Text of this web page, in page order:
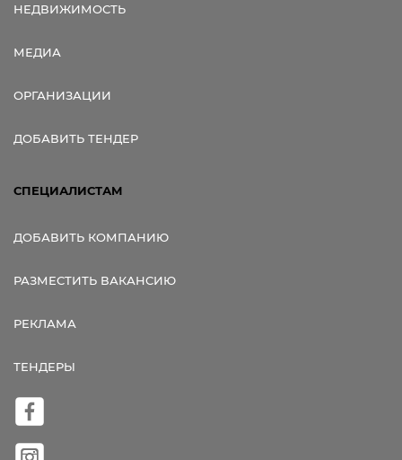
НЕДВИЖИМОСТЬ
МЕДИА
ОРГАНИЗАЦИИ
ДОБАВИТЬ ТЕНДЕР
СПЕЦИАЛИСТАМ
ДОБАВИТЬ КОМПАНИЮ
РАЗМЕСТИТЬ ВАКАНСИЮ
РЕКЛАМА
ТЕНДЕРЫ